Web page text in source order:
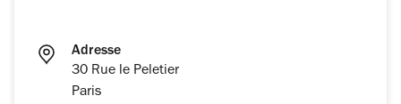
Adresse
30 Rue le Peletier
Paris